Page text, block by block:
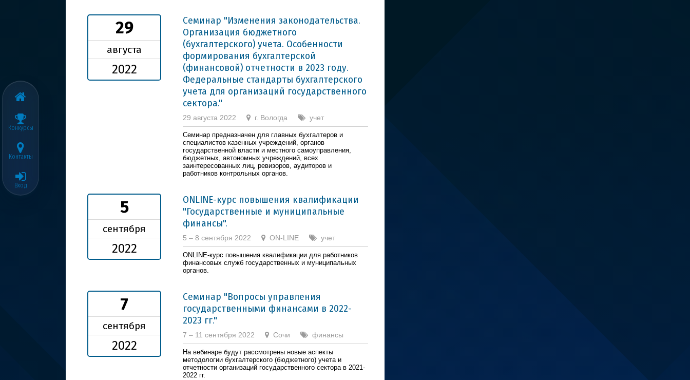
Конкурсы
Контакты
Вход
29
августа
2022
Семинар "Изменения законодательства.
Организация бюджетного
(бухгалтерского) учета. Особенности
формирования бухгалтерской
(финансовой) отчетности в 2023 году.
Федеральные стандарты бухгалтерского
учета для организаций государственного
сектора."
29 августа 2022 г. Вологда учет
Семинар предназначен для главных бухгалтеров и
специалистов казенных учреждений, органов
государственной власти и местного самоуправления,
бюджетных, автономных учреждений, всех
заинтересованных лиц, ревизоров, аудиторов и
работников контрольных органов.
5
сентября
2022
ONLINE-курс повышения квалификации
"Государственные и муниципальные
финансы".
5 – 8 сентября 2022 ON-LINE учет
ONLINE-курс повышения квалификации для работников
финансовых служб государственных и муниципальных
органов.
7
сентября
2022
Семинар "Вопросы управления
государственными финансами в 2022-
2023 гг."
7 – 11 сентября 2022 Сочи финансы
На вебинаре будут рассмотрены новые аспекты
методологии бухгалтерского (бюджетного) учета и
отчетности организаций государственного сектора в 2021-
2022 гг.